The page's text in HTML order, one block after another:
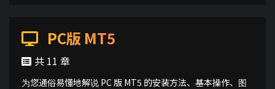
PC版 MT5
共 11 章
为您通俗易懂地解说 PC 版 MT5 的安装方法、基本操作、图